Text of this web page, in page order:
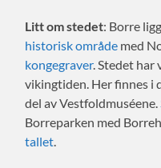
Litt om stedet: Borre
historisk område med
kongegraver. Stedet
vikingtiden. Her finnes i
del av Vestfoldmuséene.
Borreparken med
tallet.